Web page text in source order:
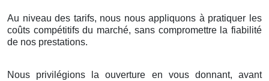
Au niveau des tarifs, nous nous appliquons à pratiquer les
coûts compétitifs du marché, sans compromettre la fiabilité
de nos prestations.
Nous privilégions la ouverture en vous donnant, avant